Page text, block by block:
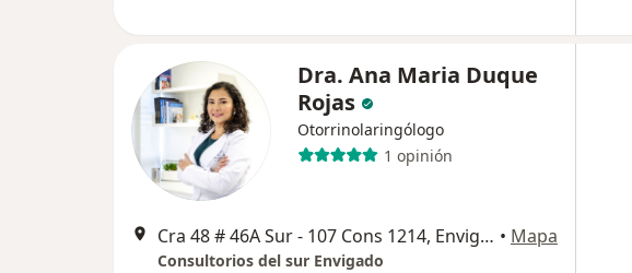
Dra. Ana Maria Duque
Rojas
Otorrinolaringólogo
1 opinión
Cra 48 # 46A Sur - 107 Cons 1214, Envigado • Mapa
Consultorios del sur Envigado